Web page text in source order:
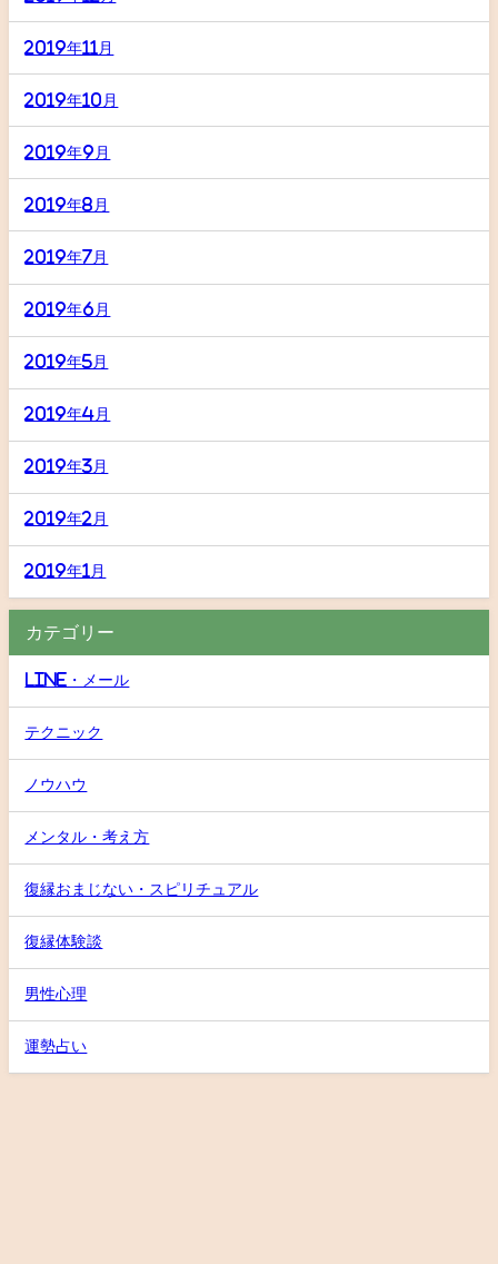
2019年11月
2019年10月
2019年9月
2019年8月
2019年7月
2019年6月
2019年5月
2019年4月
2019年3月
2019年2月
2019年1月
カテゴリー
LINE・メール
テクニック
ノウハウ
メンタル・考え方
復縁おまじない・スピリチュアル
復縁体験談
男性心理
運勢占い